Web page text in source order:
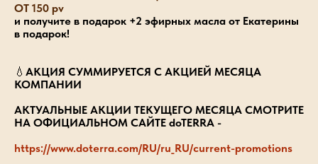
ОТ 150 pv
и получите в подарок +2 эфирных масла от Екатерины
в подарок!
💧 АКЦИЯ СУММИРУЕТСЯ С АКЦИЕЙ МЕСЯЦА
КОМПАНИИ
АКТУАЛЬНЫЕ АКЦИИ ТЕКУЩЕГО МЕСЯЦА СМОТРИТЕ
НА ОФИЦИАЛЬНОМ САЙТЕ doTERRA -
https://www.doterra.com/RU/ru_RU/current-promotions